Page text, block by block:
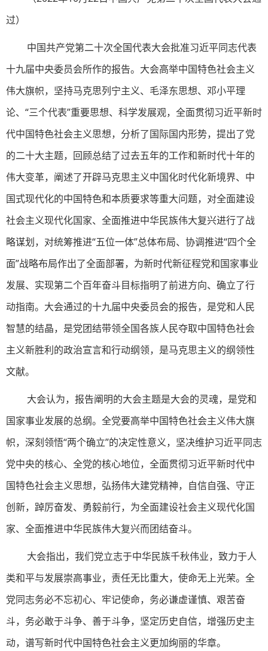
过）
中国共产党第二十次全国代表大会批准习近平同志代表
十九届中央委员会所作的报告。大会高举中国特色社会主义
伟大旗帜，坚持马克思列宁主义、毛泽东思想、邓小平理
论、“三个代表”重要思想、科学发展观，全面贯彻习近平新时
代中国特色社会主义思想，分析了国际国内形势，提出了党
的二十大主题，回顾总结了过去五年的工作和新时代十年的
伟大变革，阐述了开辟马克思主义中国化时代化新境界、中
国式现代化的中国特色和本质要求等重大问题，对全面建设
社会主义现代化国家、全面推进中华民族伟大复兴进行了战
略谋划，对统筹推进“五位一体”总体布局、协调推进“四个全
面”战略布局作出了全面部署，为新时代新征程党和国家事业
发展、实现第二个百年奋斗目标指明了前进方向、确立了行
动指南。大会通过的十九届中央委员会的报告，是党和人民
智慧的结晶，是党团结带领全国各族人民夺取中国特色社会
主义新胜利的政治宣言和行动纲领，是马克思主义的纲领性
文献。
大会认为，报告阐明的大会主题是大会的灵魂，是党和
国家事业发展的总纲。全党要高举中国特色社会主义伟大旗
帜，深刻领悟“两个确立”的决定性意义，坚决维护习近平同志
党中央的核心、全党的核心地位，全面贯彻习近平新时代中
国特色社会主义思想，弘扬伟大建党精神，自信自强、守正
创新，踔厉奋发、勇毅前行，为全面建设社会主义现代化国
家、全面推进中华民族伟大复兴而团结奋斗。
大会指出，我们党立志于中华民族千秋伟业，致力于人
类和平与发展崇高事业，责任无比重大，使命无上光荣。全
党同志务必不忘初心、牢记使命，务必谦虚谨慎、艰苦奋
斗，务必敢于斗争、善于斗争，坚定历史自信，增强历史主
动，谱写新时代中国特色社会主义更加绚丽的华章。